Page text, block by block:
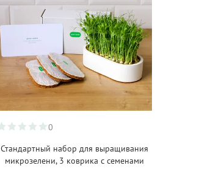
0
Стандартный набор для выращивания
микрозелени, 3 коврика с семенами